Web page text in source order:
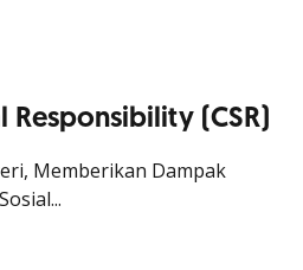
(CSR)
Memberikan Dampak